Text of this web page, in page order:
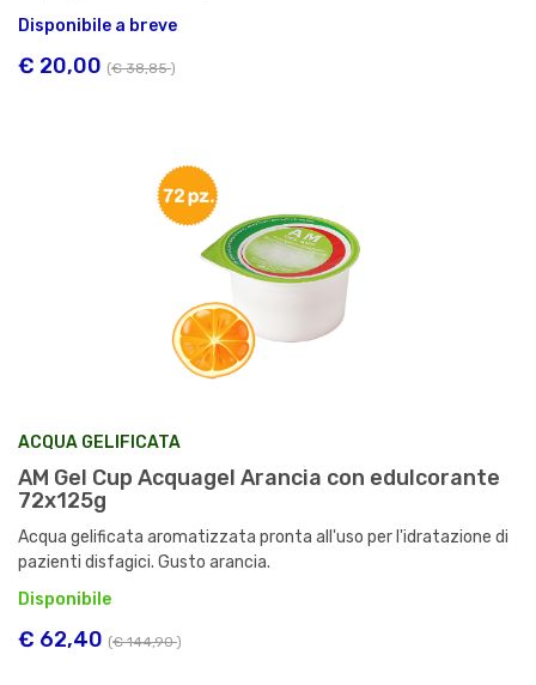
Disponibile a breve
€ 20,00 (€ 38,85)
ACQUA GELIFICATA
AM Gel Cup Acquagel Arancia con edulcorante
72x125g
Acqua gelificata aromatizzata pronta all'uso per l'idratazione di
pazienti disfagici. Gusto arancia.
Disponibile
€ 62,40 (€ 144,90)